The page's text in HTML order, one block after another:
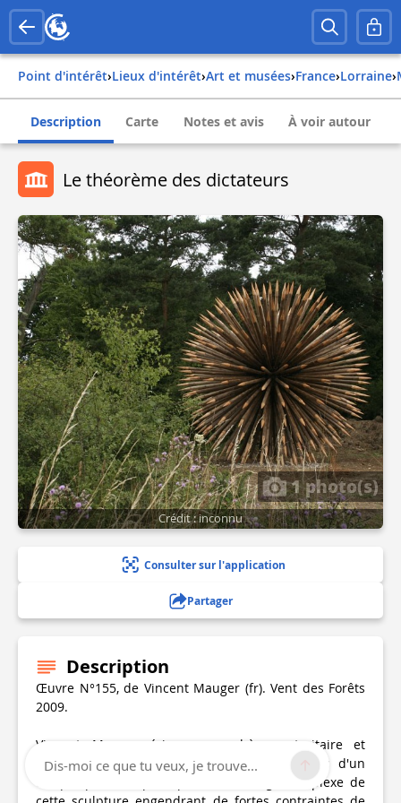
Point d'intérêt› Lieux d'intérêt› Art et musées› france› lorraine›
Description Carte Notes et avis À voir autour
Le théorème des dictateurs
1 photo(s)
Crédit : inconnu
Consulter sur l'application
Partager
Description
Œuvre N°155, de Vincent Mauger (fr). Vent des Forêts
2009.
Vincent Mauger érige une sphère autoritaire et
défensive composée de pics menaçants jaillis d'un
unique point, le principe d'assemblage complexe de
Dis-moi ce que tu veux, je trouve...